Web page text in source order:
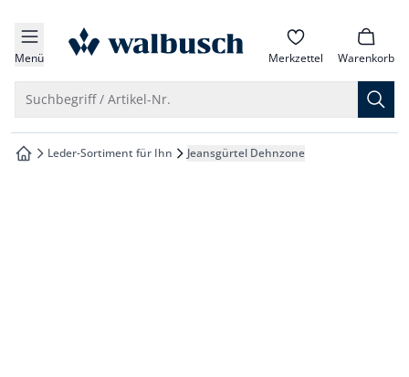
springen
springen
springen
springen
Menü zur Startseite Merkzettel Warenkorb
Suchbegriff / Artikel-Nr.
zur Startseite
Leder-Sortiment für Ihn Jeansgürtel Dehnzone